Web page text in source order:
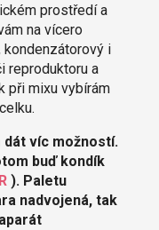
prostředí a
na vícero
kondenzátorový i
reproduktoru a
při mixu vybírám
dát víc možností.
buď kondík
). Paletu
nadvojená, tak